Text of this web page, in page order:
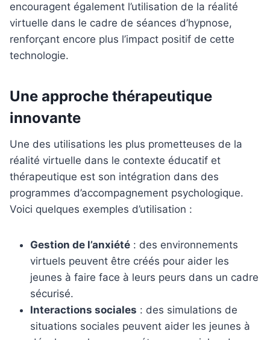
encouragent également l’utilisation de la réalité
virtuelle dans le cadre de séances d’hypnose,
renforçant encore plus l’impact positif de cette
technologie.
Une approche thérapeutique
innovante
Une des utilisations les plus prometteuses de la
réalité virtuelle dans le contexte éducatif et
thérapeutique est son intégration dans des
programmes d’accompagnement psychologique.
Voici quelques exemples d’utilisation :
Gestion de l’anxiété : des environnements
virtuels peuvent être créés pour aider les
jeunes à faire face à leurs peurs dans un cadre
sécurisé.
Interactions sociales : des simulations de
situations sociales peuvent aider les jeunes à